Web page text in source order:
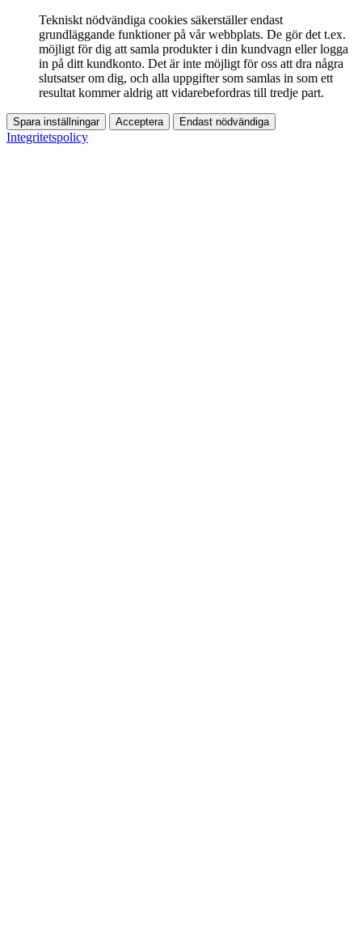
Tekniskt nödvändiga cookies säkerställer endast
grundläggande funktioner på vår webbplats. De gör det t.ex.
möjligt för dig att samla produkter i din kundvagn eller logga
in på ditt kundkonto. Det är inte möjligt för oss att dra några
slutsatser om dig, och alla uppgifter som samlas in som ett
resultat kommer aldrig att vidarebefordras till tredje part.
Spara inställningar Acceptera Endast nödvändiga
Integritetspolicy